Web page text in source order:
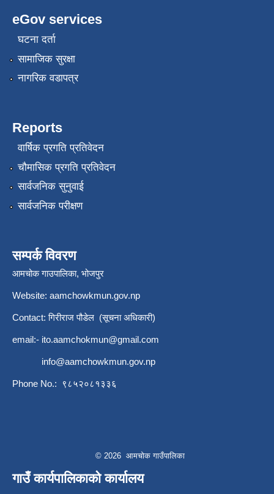
eGov services
घटना दर्ता
सामाजिक सुरक्षा
नागरिक वडापत्र
Reports
वार्षिक प्रगति प्रतिवेदन
चौमासिक प्रगति प्रतिवेदन
सार्वजनिक सुनुवाई
सार्वजनिक परीक्षण
सम्पर्क विवरण
आमचोक गाउपालिका, भोजपुर
Website: aamchowkmun.gov.np
Contact: गिरीराज पौडेल (सूचना अधिकारी)
email:- ito.aamchokmun@gmail.com
info@aamchowkmun.gov.np
Phone No.: ९८५२०८१३३६
© 2026 आमचोक गाउँपालिका
गाउँ कार्यपालिकाको कार्यालय